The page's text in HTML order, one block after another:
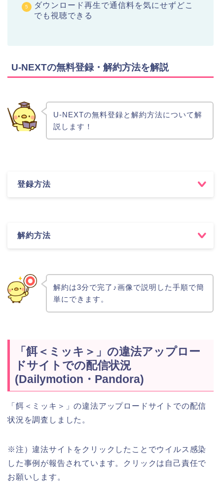
ダウンロード再生で通信料を気にせずどこ
でも視聴できる
U-NEXTの無料登録・解約方法を解説
U-NEXTの無料登録と解約方法について解
説します！
登録方法
解約方法
解約は3分で完了♪画像で説明した手順で簡
単にできます。
「餌＜ミッキ＞」の違法アップロー
ドサイトでの配信状況
(Dailymotion・Pandora)
「餌＜ミッキ＞」の違法アップロードサイトでの配信
状況を調査しました。
※注）違法サイトをクリックしたことでウイルス感染
した事例が報告されています。クリックは自己責任で
お願いします。